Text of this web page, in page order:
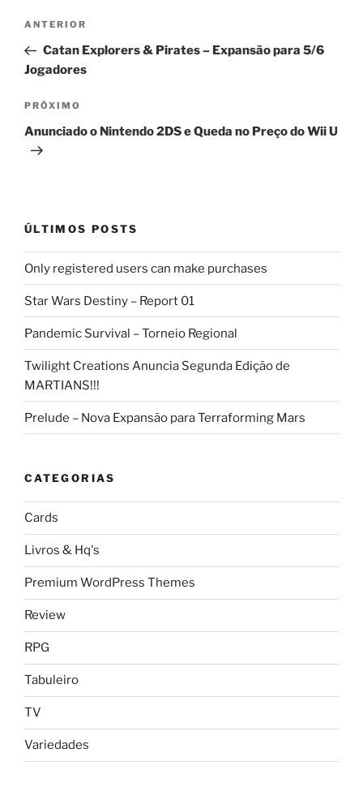
Navegação
Post
Post
anterior
ANTERIOR
Catan Explorers & Pirates – Expansão para 5/6
Jogadores
Próximo
post
PRÓXIMO
Anunciado o Nintendo 2DS e Queda no Preço do Wii U
ÚLTIMOS POSTS
Only registered users can make purchases
Star Wars Destiny – Report 01
Pandemic Survival – Torneio Regional
Twilight Creations Anuncia Segunda Edição de
MARTIANS!!!
Prelude – Nova Expansão para Terraforming Mars
CATEGORIAS
Cards
Livros & Hq's
Premium WordPress Themes
Review
RPG
Tabuleiro
TV
Variedades